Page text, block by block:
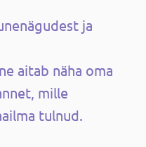
ja
aitab näha oma
mille
tulnud.